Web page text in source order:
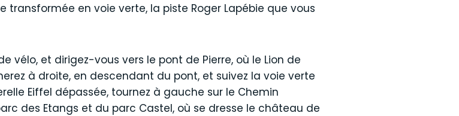
transformée en voie verte, la piste Roger Lapébie que vous
vélo, et dirigez-vous vers le pont de Pierre, où le Lion de
à droite, en descendant du pont, et suivez la voie verte
Eiffel dépassée, tournez à gauche sur le Chemin
des Etangs et du parc Castel, où se dresse le château de